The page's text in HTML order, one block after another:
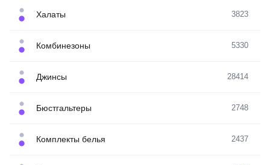
Халаты 3823
Комбинезоны 5330
Джинсы 28414
Бюстгальтеры 2748
Комплекты белья 2437